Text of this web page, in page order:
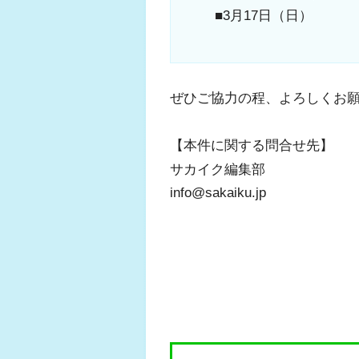
■3月17日（日）
ぜひご協力の程、よろしくお
【本件に関する問合せ先】
サカイク編集部
info@sakaiku.jp